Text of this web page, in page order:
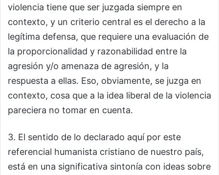
violencia tiene que ser juzgada siempre en
contexto, y un criterio central es el derecho a la
legítima defensa, que requiere una evaluación de
la proporcionalidad y razonabilidad entre la
agresión y/o amenaza de agresión, y la
respuesta a ellas. Eso, obviamente, se juzga en
contexto, cosa que a la idea liberal de la violencia
pareciera no tomar en cuenta.
3. El sentido de lo declarado aquí por este
referencial humanista cristiano de nuestro país,
está en una significativa sintonía con ideas sobre